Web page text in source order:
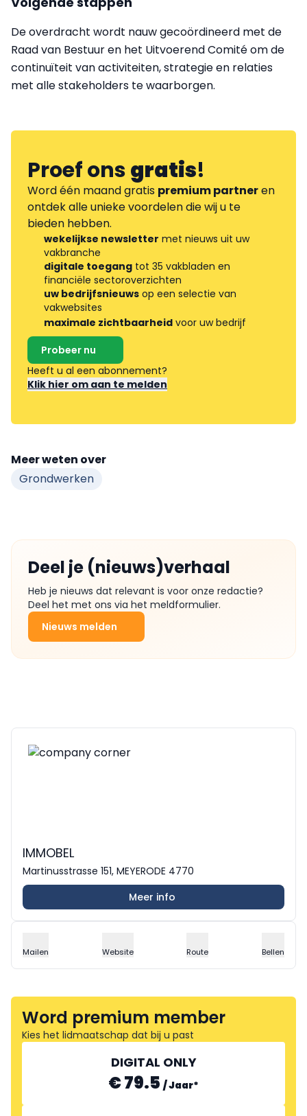
De overdracht wordt nauw gecoördineerd met de
Raad van Bestuur en het Uitvoerend Comité om de
continuïteit van activiteiten, strategie en relaties
met alle stakeholders te waarborgen.
Proef onsgratis!
Word één maand gratis premium partneren
ontdek alle unieke voordelen die wij u te
bieden hebben.
wekelijkse newsletter met nieuws uit uw
vakbranche
digitale toegang tot 35 vakbladen en
financiële sectoroverzichten
uw bedrijfsnieuws op een selectie van
vakwebsites
maximale zichtbaarheid voor uw bedrijf
Probeer nu
Heeft u al een abonnement?
Klik hier om aan te melden
Meer weten over
Grondwerken
Deel je (nieuws)verhaal
Heb je nieuws dat relevant is voor onze redactie?
Deel het met ons via het meldformulier.
Nieuws melden
IMMOBEL
Martinusstrasse 151, MEYERODE 4770
Meer info
Mailen Website Route Bellen
Word premium member
Kies het lidmaatschap dat bij u past
DIGITAL ONLY
€ 79.5 /Jaar*